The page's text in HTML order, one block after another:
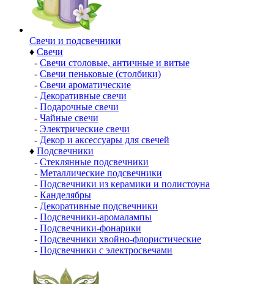
Свечи и подсвечники
♦ Свечи
- Свечи столовые, античные и витые
- Свечи пеньковые (столбики)
- Свечи ароматические
- Декоративные свечи
- Подарочные свечи
- Чайные свечи
- Электрические свечи
- Декор и аксессуары для свечей
♦ Подсвечники
- Стеклянные подсвечники
- Металлические подсвечники
- Подсвечники из керамики и полистоуна
- Канделябры
- Декоративные подсвечники
- Подсвечники-аромалампы
- Подсвечники-фонарики
- Подсвечники хвойно-флористические
- Подсвечники с электросвечами